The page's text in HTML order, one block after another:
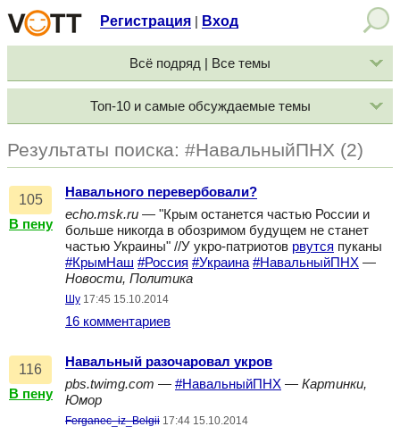
Регистрация Вход
Всё подряд | Все темы
Топ-10 и самые обсуждаемые темы
Результаты поиска: #НавальныйПНХ (2)
105
В пену
Навального перевербовали?
echo.msk.ru — "Крым останется частью России и
больше никогда в обозримом будущем не станет
частью Украины" //У укро-патриотов рвутся пуканы
#КрымНаш #Россия #Украина #НавальныйПНХ —
Новости, Политика
Шу 17:45 15.10.2014
16 комментариев
116
В пену
Навальный разочаровал укров
pbs.twimg.com — #НавальныйПНХ — Картинки,
Юмор
Ferganec_iz_Belgii 17:44 15.10.2014